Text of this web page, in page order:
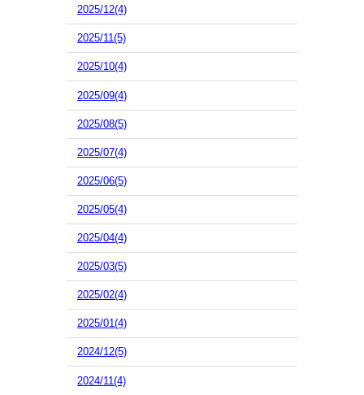
2025/12(4)
2025/11(5)
2025/10(4)
2025/09(4)
2025/08(5)
2025/07(4)
2025/06(5)
2025/05(4)
2025/04(4)
2025/03(5)
2025/02(4)
2025/01(4)
2024/12(5)
2024/11(4)